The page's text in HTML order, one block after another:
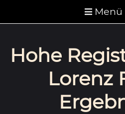
Menü
Hohe
Lorenz